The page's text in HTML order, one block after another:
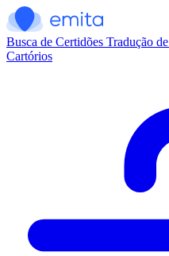
Busca de Certidões Tradução
Cartórios